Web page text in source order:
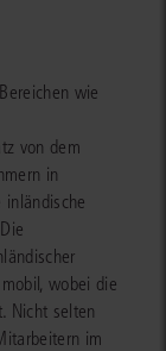
wie
von dem
in
inländische
wobei die
Nicht selten
im